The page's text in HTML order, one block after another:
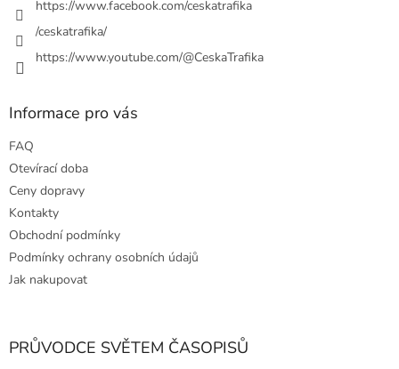
https://www.facebook.com/ceskatrafika
/ceskatrafika/
https://www.youtube.com/@CeskaTrafika
Informace pro vás
FAQ
Otevírací doba
Ceny dopravy
Kontakty
Obchodní podmínky
Podmínky ochrany osobních údajů
Jak nakupovat
PRŮVODCE SVĚTEM ČASOPISŮ